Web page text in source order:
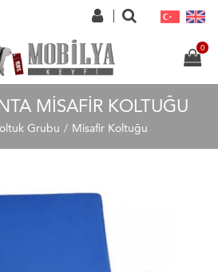
MISAFIR KOLTUĞU
Grubu Misafir Koltuğu